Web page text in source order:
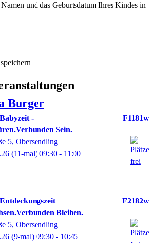
und das Geburtsdatum Ihres Kindes in
Burger
-
Sein.
F1181w
5, Obersendling
(11-mal) 09:30 - 11:00
-
Bleiben.
F2182w
5, Obersendling
(9-mal) 09:30 - 10:45